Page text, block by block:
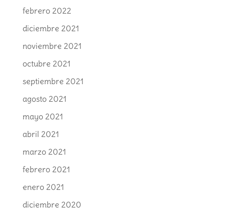
febrero 2022
diciembre 2021
noviembre 2021
octubre 2021
septiembre 2021
agosto 2021
mayo 2021
abril 2021
marzo 2021
febrero 2021
enero 2021
diciembre 2020